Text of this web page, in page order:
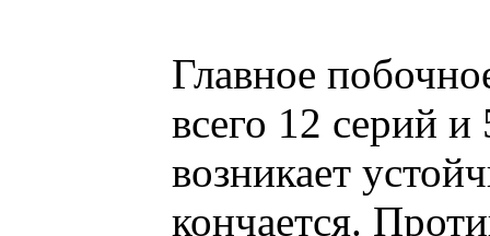
Главное
всего 12 серий и
возникает
кончается.